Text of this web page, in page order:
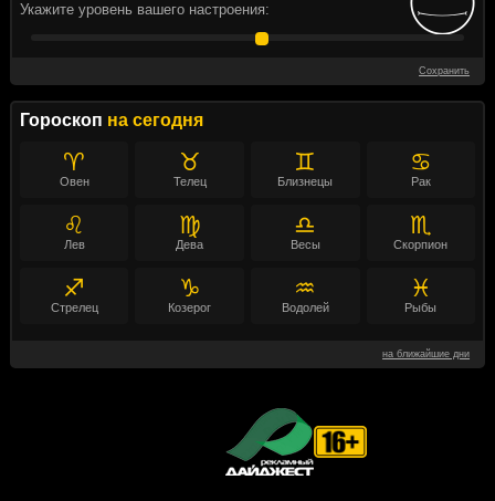
Укажите уровень вашего настроения:
Сохранить
Гороскоп на сегодня
♈
Овен
♉
Телец
♊
Близнецы
♋
Рак
♌
Лев
♍
Дева
♎
Весы
♏
Скорпион
♐
Стрелец
♑
Козерог
♒
Водолей
♓
Рыбы
на ближайшие дни